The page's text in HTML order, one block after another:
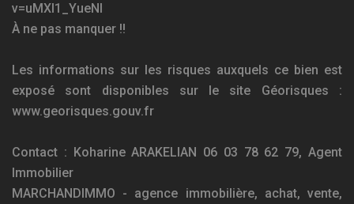
v=uMXl1_YueNI
À ne pas manquer !!
Les informations sur les risques auxquels ce bien est
exposé sont disponibles sur le site Géorisques :
www.georisques.gouv.fr
Contact : Koharine ARAKELIAN 06 03 78 62 79, Agent
Immobilier
MARCHANDIMMO - agence immobilière, achat, vente,